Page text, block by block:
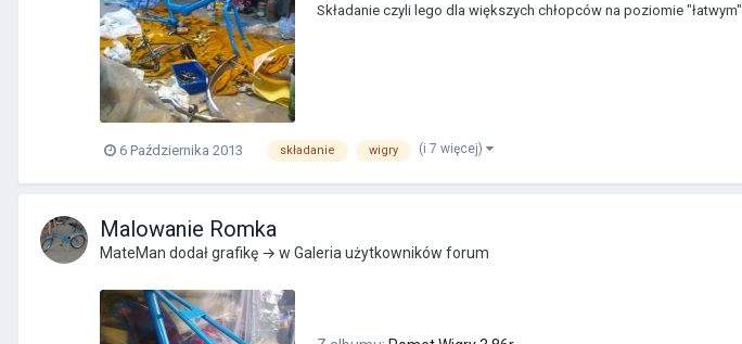
Składanie czyli lego dla większych chłopców na poziomie "łatwym"
6 Października 2013 składanie wigry (i 7 więcej)
Malowanie Romka
MateMan dodał grafikę → w Galeria użytkowników forum